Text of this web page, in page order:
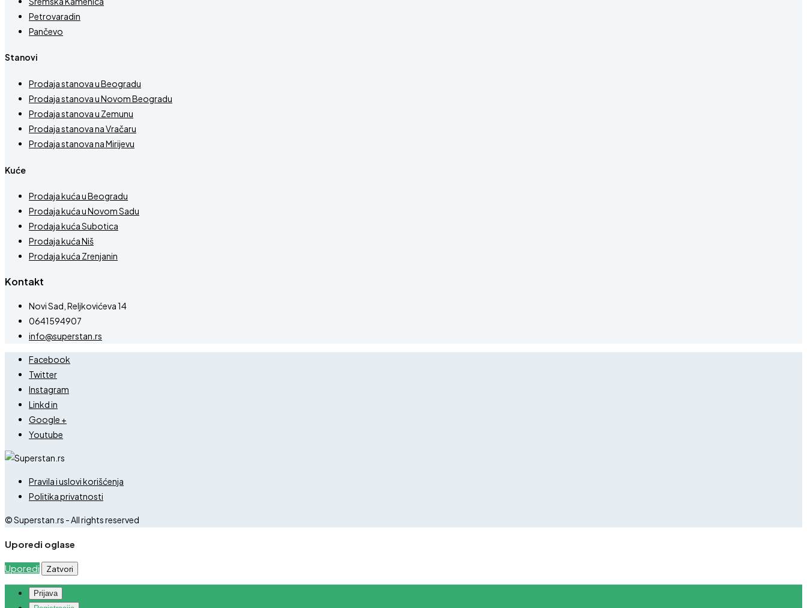
Petrovaradin
Pančevo
Stanovi
Prodaja stanova u Beogradu
Prodaja stanova u Novom Beogradu
Prodaja stanova u Zemunu
Prodaja stanova na Vračaru
Prodaja stanova na Mirijevu
Kuće
Prodaja kuća u Beogradu
Prodaja kuća u Novom Sadu
Prodaja kuća Subotica
Prodaja kuća Niš
Prodaja kuća Zrenjanin
Kontakt
Novi Sad, Reljkovićeva 14
0641594907
info@superstan.rs
Facebook
Twitter
Instagram
Linkd in
Google +
Youtube
Pravila i uslovi korišćenja
Politika privatnosti
© Superstan.rs - All rights reserved
Uporedi oglase
Uporedi Zatvori
Prijava